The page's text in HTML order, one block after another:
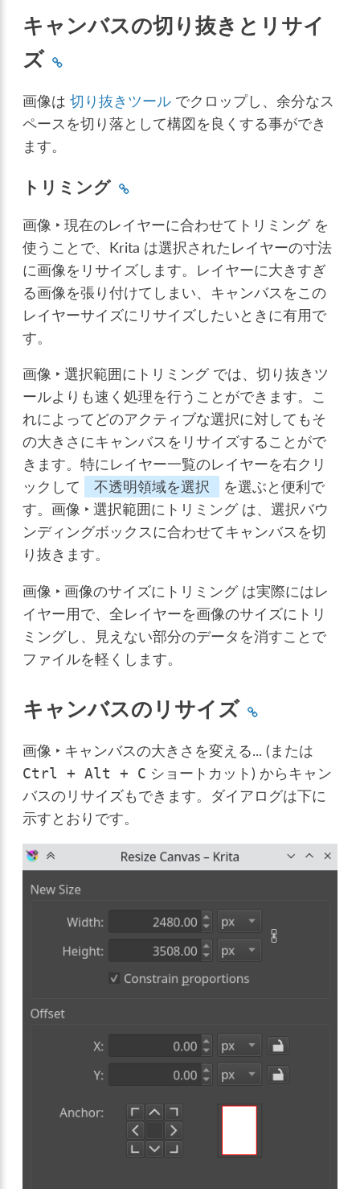
キャンバスの切り抜きとリサイ
ズ
画像は切り抜きツール でクロップし、余分なス
ペースを切り落として構図を良くする事ができ
ます。
トリミング
画像 ‣ 現在のレイヤーに合わせてトリミングを
使うことで、Krita は選択されたレイヤーの寸法
に画像をリサイズします。レイヤーに大きすぎ
る画像を張り付けてしまい、キャンバスをこの
レイヤーサイズにリサイズしたいときに有用で
す。
画像 ‣ 選択範囲にトリミングでは、切り抜きツ
ールよりも速く処理を行うことができます。こ
れによってどのアクティブな選択に対してもそ
の大きさにキャンバスをリサイズすることがで
きます。特にレイヤー一覧のレイヤーを右クリ
ックして
不透明領域を選択
を選ぶと便利で
す。 画像 ‣ 選択範囲にトリミングは、選択バウ
ンディングボックスに合わせてキャンバスを切
り抜きます。
画像 ‣ 画像のサイズにトリミングは実際にはレ
イヤー用で、全レイヤーを画像のサイズにトリ
ミングし、見えない部分のデータを消すことで
ファイルを軽くします。
キャンバスのリサイズ
画像 ‣ キャンバスの大きさを変える... (または
Ctrl + Alt + C ショートカット) からキャン
バスのリサイズもできます。ダイアログは下に
示すとおりです。